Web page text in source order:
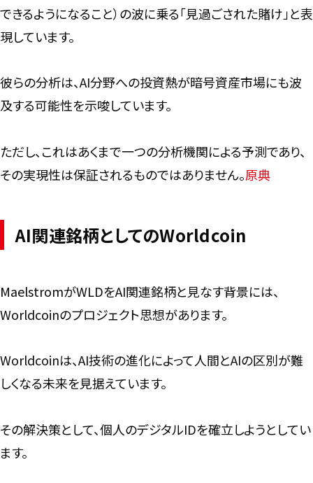
できるようになること）の波に乗る「見過ごされた賭け」と表
現しています。
彼らの分析は、AI分野への投資熱が暗号資産市場にも波
及する可能性を示唆しています。
ただし、これはあくまで一つの分析機関による予測であり、
その実現性は保証されるものではありません。原典
AI関連銘柄としてのWorldcoin
MaelstromがWLDをAI関連銘柄と見なす背景には、
Worldcoinのプロジェクト思想があります。
Worldcoinは、AI技術の進化によって人間とAIの区別が難
しくなる未来を見据えています。
その解決策として、個人のデジタルIDを確立しようとしてい
ます。